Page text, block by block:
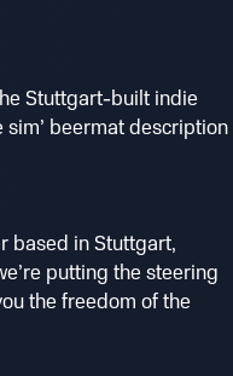
Stuttgart-built indie
sim’ beermat description
based in Stuttgart,
putting the steering
the freedom of the